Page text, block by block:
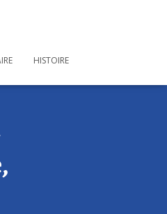
HISTOIRE